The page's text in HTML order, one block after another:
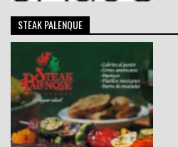
STEAK PALENQUE